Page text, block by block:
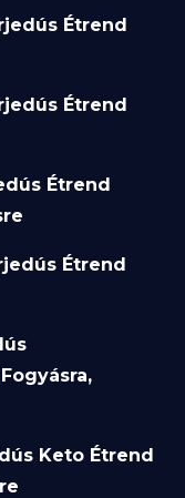
Étrend
Étrend
Étrend
Étrend
Keto Étrend